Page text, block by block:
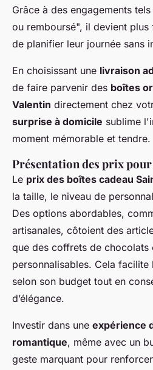
Grâce à des engagements
ou remboursé", il devient
de planifier leur journée sans
En choisissant une livraison
de faire parvenir des boîtes
Valentin directement chez
surprise à domicile sublime
moment mémorable et tendre.
Présentation des prix
Le prix des boîtes cadeau
la taille, le niveau de
Des options abordables,
artisanales, côtoient des
que des coffrets de chocolats
personnalisables. Cela facilite
selon son budget tout en
d’élégance.
Investir dans une expérience
romantique, même avec un
geste marquant pour